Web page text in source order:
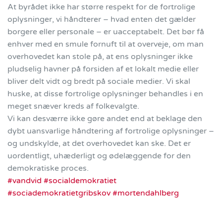
At byrådet ikke har større respekt for de fortrolige
oplysninger, vi håndterer – hvad enten det gælder
borgere eller personale – er uacceptabelt. Det bør få
enhver med en smule fornuft til at overveje, om man
overhovedet kan stole på, at ens oplysninger ikke
pludselig havner på forsiden af et lokalt medie eller
bliver delt vidt og bredt på sociale medier. Vi skal
huske, at disse fortrolige oplysninger behandles i en
meget snæver kreds af folkevalgte.
Vi kan desværre ikke gøre andet end at beklage den
dybt uansvarlige håndtering af fortrolige oplysninger –
og undskylde, at det overhovedet kan ske. Det er
uordentligt, uhæderligt og ødelæggende for den
demokratiske proces.
#vandvid #socialdemokratiet
#sociademokratietgribskov #mortendahlberg